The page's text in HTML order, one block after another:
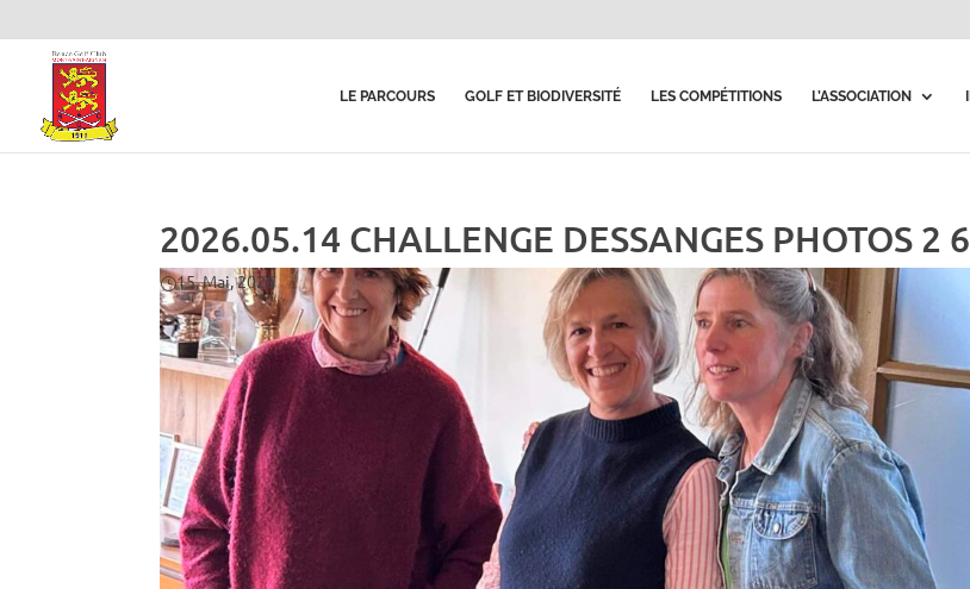
LE PARCOURS GOLF ET BIODIVERSITÉ LES COMPÉTITIONS L’ASSOCIATION
2026.05.14 CHALLENGE DESSANGES PHOTOS 2 6
15, Mai, 2026